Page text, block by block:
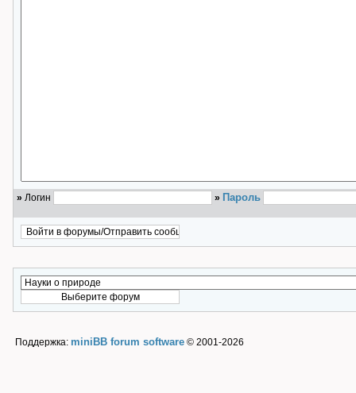
» Логин » Пароль
Поддержка: miniBB forum software © 2001-2026